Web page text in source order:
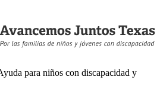
para niños con discapacidad y